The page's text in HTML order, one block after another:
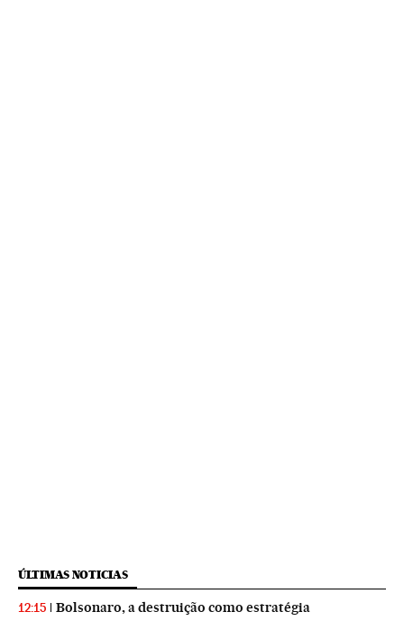
ÚLTIMAS NOTICIAS
12:15 Bolsonaro, a destruição como estratégia